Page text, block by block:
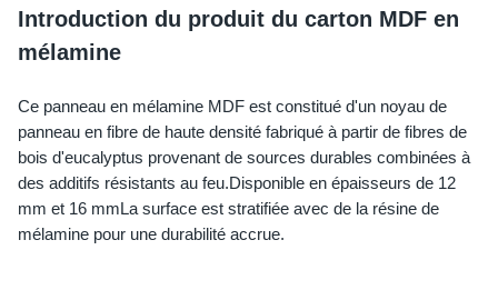
Introduction du produit du carton MDF en
mélamine
Ce panneau en mélamine MDF est constitué d'un noyau de
panneau en fibre de haute densité fabriqué à partir de fibres de
bois d'eucalyptus provenant de sources durables combinées à
des additifs résistants au feu.Disponible en épaisseurs de 12
mm et 16 mmLa surface est stratifiée avec de la résine de
mélamine pour une durabilité accrue.